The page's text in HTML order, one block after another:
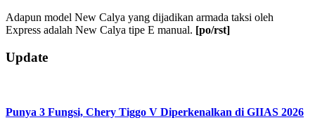
Adapun model New Calya yang dijadikan armada taksi oleh
Express adalah New Calya tipe E manual. [po/rst]
2019-
10-
Update
Punya 3 Fungsi, Chery Tiggo V Diperkenalkan di GIIAS 2026